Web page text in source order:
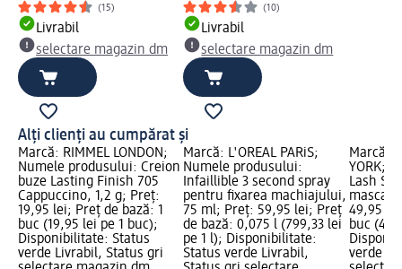
(15)
Livrabil
selectare magazin dm
(10)
Livrabil
selectare magazin dm
Alți clienți au cumpărat și
Marcă: RIMMEL LONDON;
Numele produsului: Creion
buze Lasting Finish 705
Cappuccino, 1,2 g; Preț:
19,95 lei; Preț de bază: 1
buc (19,95 lei pe 1 buc);
Disponibilitate: Status
verde Livrabil, Status gri
Marcă: L'ORÉAL PARiS;
Numele produsului:
Infaillible 3 second spray
pentru fixarea machiajului,
75 ml; Preț: 59,95 lei; Preț
de bază: 0,075 l (799,33 lei
pe 1 l); Disponibilitate:
Status verde Livrabil,
Marcă:
YORK;
Lash
49,95
buc
verde